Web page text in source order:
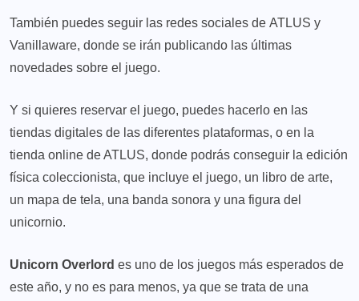
También puedes seguir las redes sociales de ATLUS y
Vanillaware, donde se irán publicando las últimas
novedades sobre el juego.
Y si quieres reservar el juego, puedes hacerlo en las
tiendas digitales de las diferentes plataformas, o en la
tienda online de ATLUS, donde podrás conseguir la edición
física coleccionista, que incluye el juego, un libro de arte,
un mapa de tela, una banda sonora y una figura del
unicornio.
Unicorn Overlord es uno de los juegos más esperados de
este año, y no es para menos, ya que se trata de una